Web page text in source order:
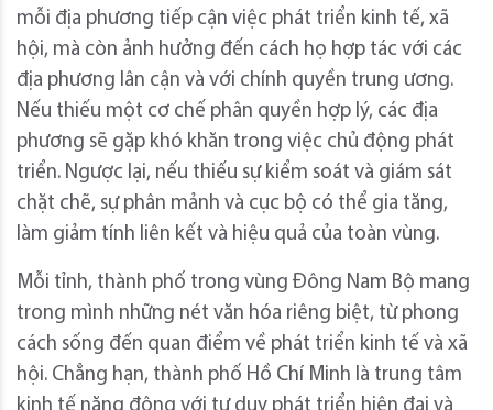
mỗi địa phương tiếp cận việc phát triển kinh tế, xã
hội, mà còn ảnh hưởng đến cách họ hợp tác với các
địa phương lân cận và với chính quyền trung ương.
Nếu thiếu một cơ chế phân quyền hợp lý, các địa
phương sẽ gặp khó khăn trong việc chủ động phát
triển. Ngược lại, nếu thiếu sự kiểm soát và giám sát
chặt chẽ, sự phân mảnh và cục bộ có thể gia tăng,
làm giảm tính liên kết và hiệu quả của toàn vùng.
Mỗi tỉnh, thành phố trong vùng Đông Nam Bộ mang
trong mình những nét văn hóa riêng biệt, từ phong
cách sống đến quan điểm về phát triển kinh tế và xã
hội. Chẳng hạn, thành phố Hồ Chí Minh là trung tâm